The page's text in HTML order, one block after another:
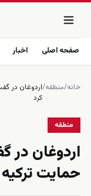
صفحه اصلی اخبار
خانه/منطقه/اردوغان در
کرد
منطقه
اردوغان در
حمایت ترکیه